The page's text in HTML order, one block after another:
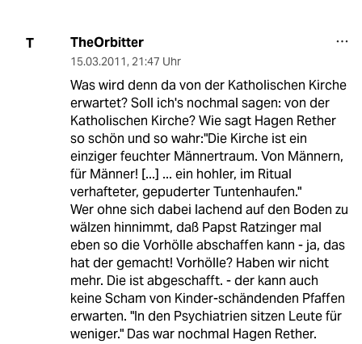
T TheOrbitter
15.03.2011, 21:47 Uhr
Was wird denn da von der Katholischen Kirche
erwartet? Soll ich's nochmal sagen: von der
Katholischen Kirche? Wie sagt Hagen Rether
so schön und so wahr:"Die Kirche ist ein
einziger feuchter Männertraum. Von Männern,
für Männer! [...] ... ein hohler, im Ritual
verhafteter, gepuderter Tuntenhaufen."
Wer ohne sich dabei lachend auf den Boden zu
wälzen hinnimmt, daß Papst Ratzinger mal
eben so die Vorhölle abschaffen kann - ja, das
hat der gemacht! Vorhölle? Haben wir nicht
mehr. Die ist abgeschafft. - der kann auch
keine Scham von Kinder-schändenden Pfaffen
erwarten. "In den Psychiatrien sitzen Leute für
weniger." Das war nochmal Hagen Rether.